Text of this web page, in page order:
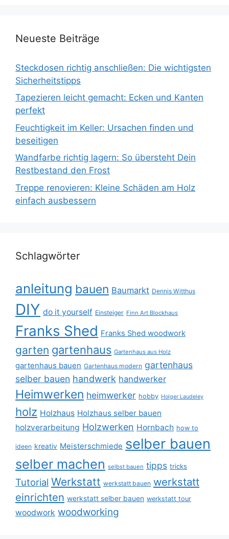
Neueste Beiträge
Steckdosen richtig anschließen: Die wichtigsten
Sicherheitstipps
Tapezieren leicht gemacht: Ecken und Kanten
perfekt
Feuchtigkeit im Keller: Ursachen finden und
beseitigen
Wandfarbe richtig lagern: So übersteht Dein
Restbestand den Frost
Treppe renovieren: Kleine Schäden am Holz
einfach ausbessern
Schlagwörter
anleitung bauen Baumarkt Dennis Witthus
DIY do it yourself Einsteiger Finn Art Blockhaus
Franks Shed Franks Shed woodwork
garten gartenhaus Gartenhaus aus Holz
gartenhaus bauen Gartenhaus modern gartenhaus
selber bauen handwerk handwerker
Heimwerken heimwerker hobby Holger Laudeley
holz Holzhaus Holzhaus selber bauen
holzverarbeitung Holzwerken Hornbach how to
ideen kreativ Meisterschmiede selber bauen
selber machen selbst bauen tipps tricks
Tutorial Werkstatt werkstatt bauen werkstatt
einrichten werkstatt selber bauen werkstatt tour
woodwork woodworking